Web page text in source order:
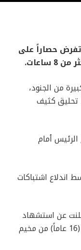
تفرض حصاراً على
من الجنود،
كثيف
الرئيس أمام
اندلاع اشتباكات
عن استشهاد
الطفل طه محاميد برصاصة في الرأس (16 عاماً) من مخيم